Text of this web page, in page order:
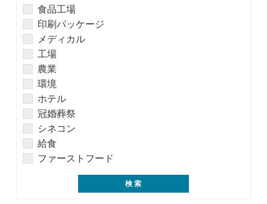
食品工場
印刷パッケージ
メディカル
工場
農業
環境
ホテル
冠婚葬祭
シネコン
給食
ファーストフード